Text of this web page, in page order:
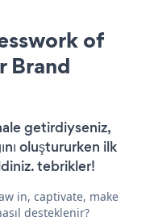
of
Brand
getirdiyseniz,
oluştururken ilk
tebrikler!
in, captivate, make
desteklenir?